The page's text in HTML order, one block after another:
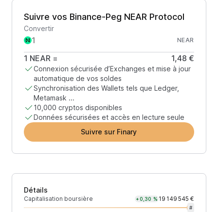
Suivre vos Binance-Peg NEAR Protocol
Convertir
NEAR
1 NEAR = 1,48 €
Connexion sécurisée d’Exchanges et mise à jour
automatique de vos soldes
Synchronisation des Wallets tels que Ledger,
Metamask ...
10,000 cryptos disponibles
Données sécurisées et accès en lecture seule
Suivre sur Finary
Détails
Capitalisation boursière +0,30 % 19 149 545 €
#